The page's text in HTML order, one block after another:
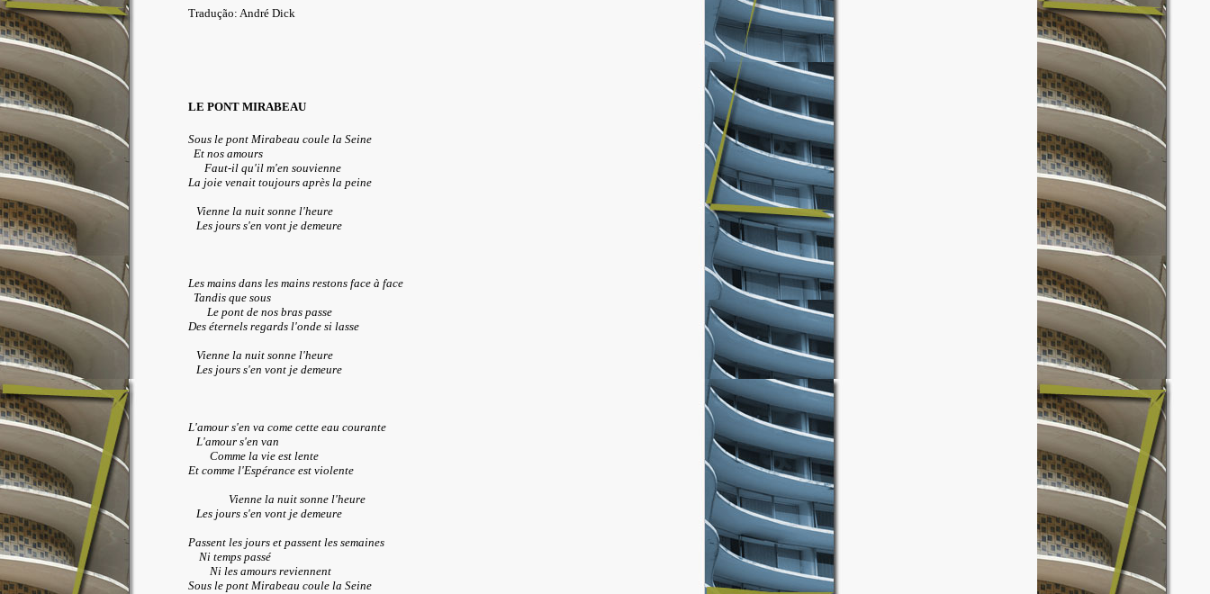
Tradução: André Dick
LE PONT MIRABEAU
Sous le pont Mirabeau coule la Seine
Et nos amours
Faut-il qu'il m'en souvienne
La joie venait toujours après la peine
Vienne la nuit sonne l'heure
Les jours s'en vont je demeure
Les mains dans les mains restons face à face
Tandis que sous
Le pont de nos bras passe
Des éternels regards l'onde si lasse
Vienne la nuit sonne l'heure
Les jours s'en vont je demeure
L'amour s'en va come cette eau courante
L'amour s'en van
Comme la vie est lente
Et comme l'Espérance est violente
Vienne la nuit sonne l'heure
Les jours s'en vont je demeure
Passent les jours et passent les semaines
Ni temps passé
Ni les amours reviennent
Sous le pont Mirabeau coule la Seine